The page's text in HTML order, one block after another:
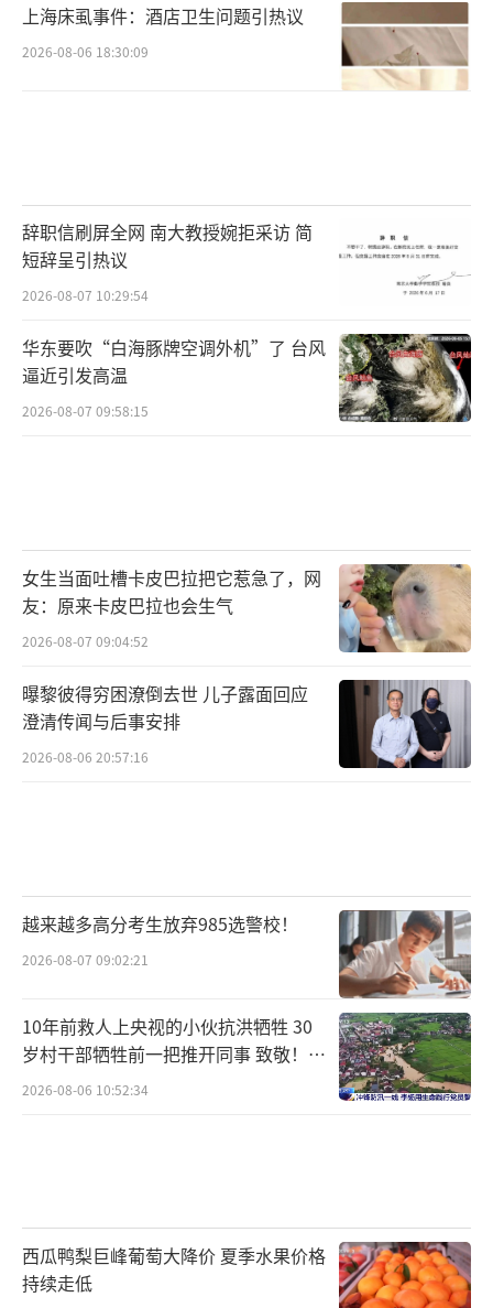
上海床虱事件：酒店卫生问题引热议
2026-08-06 18:30:09
辞职信刷屏全网 南大教授婉拒采访 简
短辞呈引热议
2026-08-07 10:29:54
华东要吹“白海豚牌空调外机”了 台风
逼近引发高温
2026-08-07 09:58:15
女生当面吐槽卡皮巴拉把它惹急了，网
友：原来卡皮巴拉也会生气
2026-08-07 09:04:52
曝黎彼得穷困潦倒去世 儿子露面回应
澄清传闻与后事安排
2026-08-06 20:57:16
越来越多高分考生放弃985选警校！
2026-08-07 09:02:21
10年前救人上央视的小伙抗洪牺牲 30
岁村干部牺牲前一把推开同事 致敬！送
别！
2026-08-06 10:52:34
西瓜鸭梨巨峰葡萄大降价 夏季水果价格
持续走低